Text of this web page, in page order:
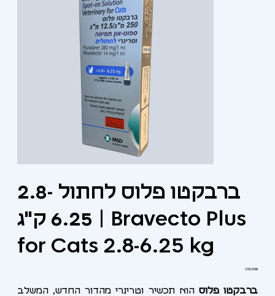
ברבקטו פלוס לחתול 2.8-
6.25 ק"ג | Bravecto Plus
for Cats 2.8-6.25 kg
מחיר‏200.00 ‏₪
ברבקטו פלוסהוא תכשיר וטרינרי מהדור החדש, המשלב